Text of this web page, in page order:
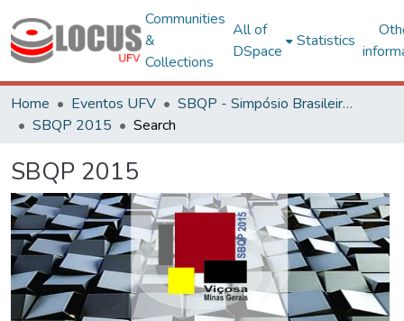
Communities
&
Collections
All of
DSpace
Statistics
Home Eventos UFV
SBQP - Simpósio Brasileiro de Qualidade do Projeto no Ambiente Construído
SBQP 2015
Search
SBQP 2015